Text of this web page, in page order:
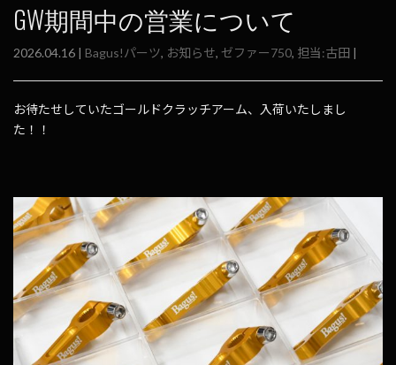
GW期間中の営業について
2026.04.16 | Bagus!パーツ, お知らせ, ゼファー750, 担当:古田 |
お待たせしていたゴールドクラッチアーム、入荷いたしまし
た！！